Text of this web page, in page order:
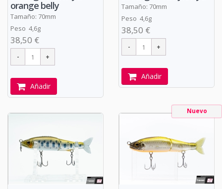
orange belly
Tamaño: 70mm
Peso 4,6g
38,50 €
Añadir
Tamaño: 70mm
Peso 4,6g
38,50 €
Añadir
Nuevo